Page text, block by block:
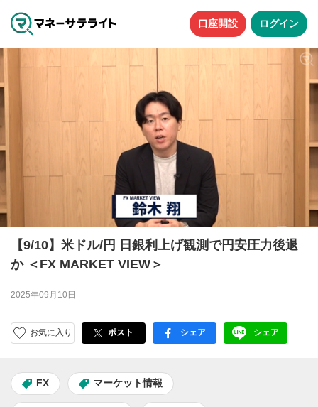
口座開設 ログイン
【9/10】米ドル/円 日銀利上げ観測で円安圧力後退
か ＜FX MARKET VIEW＞
2025年09月10日
お気に入り ポスト facebook
シェア LINE
シェア
FX マーケット情報